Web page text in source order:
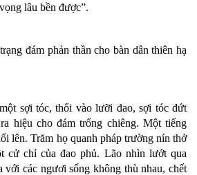
lâu bền được”.
đám phản thần cho bàn dân thiên hạ
sợi tóc, thổi vào lưỡi đao, sợi tóc đứt
hiệu cho đám trống chiêng. Một tiếng
lên. Trăm họ quanh pháp trường nín thở
cử chỉ của đao phủ. Lão nhìn lướt qua
với các ngươi sống không thù nhau, chết